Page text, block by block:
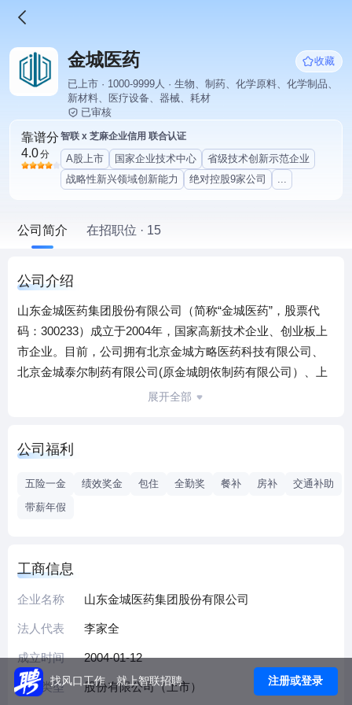
金城医药
收藏
已上市 · 1000-9999人 · 生物、制药、化学原料、化学制品、
新材料、医疗设备、器械、耗材
已审核
靠谱分
4.0分
智联 x 芝麻企业信用 联合认证
A股上市 国家企业技术中心
省级技术创新示范企业
战略性新兴领域创新能力
绝对控股9家公司 ...
公司简介 在招职位 · 15
公司介绍
山东金城医药集团股份有限公司（简称“金城医药”，股票代
码：300233）成立于2004年，国家高新技术企业、创业板上
市企业。目前，公司拥有北京金城方略医药科技有限公司、
北京金城泰尔制药有限公司(原金城朗依制药有限公司）、上
海金城素智药业有限公司、广东金城金素制药有限公司、山
+资本”双轮驱动发展模式，已构建形成独具金城特色的医药健
医疗器械等产业领域，并现已形成年营业收入30亿元、总资
药、终端制剂以及妇儿产品等为主业的科研、生产企业，其
中头孢类医药中间体产品销量、销售收入连续多年位居行业
产业集团。主导产品有谷胱甘肽（花青肽美）、硝呋太尔胶
囊（朗依君）、硝呋太尔制霉素阴道软胶囊（朗依）、匹多
莫德分散片（唯田）、富马酸比索洛尔胶囊（洛雅）、复方
木香铝镁片（德瑞夫）、牡蛎碳酸钙咀嚼片（金娃宁）、注
展开全部
公司福利
五险一金 绩效奖金 包住 全勤奖 餐补 房补
交通补助
带薪年假
工商信息
企业名称 山东金城医药集团股份有限公司
法人代表 李家全
成立时间 2004-01-12
企业类型 股份有限公司（上市）
找风口工作，就上智联招聘 注册或登录